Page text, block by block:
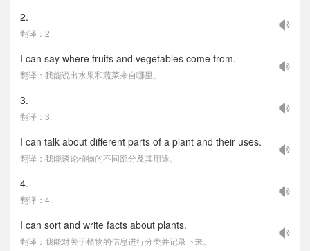
2.
翻译：2.
I can say where fruits and vegetables come from.
翻译：我能说出水果和蔬菜来自哪里。
3.
翻译：3.
I can talk about different parts of a plant and their uses.
翻译：我能谈论植物的不同部分及其用途。
4.
翻译：4.
I can sort and write facts about plants.
翻译：我能对关于植物的信息进行分类并记录下来。